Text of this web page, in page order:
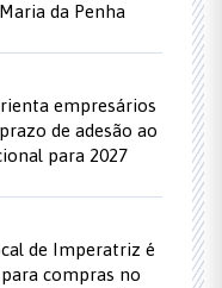
da Penha
empresários
de adesão ao
para 2027
de Imperatriz é
compras no